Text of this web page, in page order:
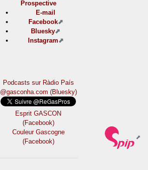
Prospective
E-mail
Facebook
Bluesky
Instagram
Podcasts sur Ràdio País
@gasconha.com (Bluesky)
Esprit GASCON
(Facebook)
Couleur Gascogne
(Facebook)